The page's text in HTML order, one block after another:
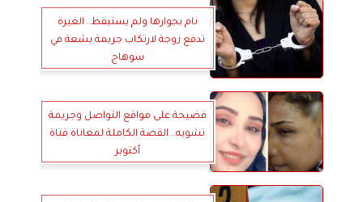
نام بجوارها ولم يستيقظ.. الغيرة
تدفع زوجة لارتكاب جريمة بشعة في
سوهاج
فضيحة على مواقع التواصل وجريمة
تشويه.. القصة الكاملة لمعاناة فتاة
أكتوبر